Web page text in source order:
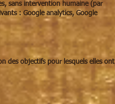
sans intervention humaine (par
: Google analytics, Google
des objectifs pour lesquels elles ont